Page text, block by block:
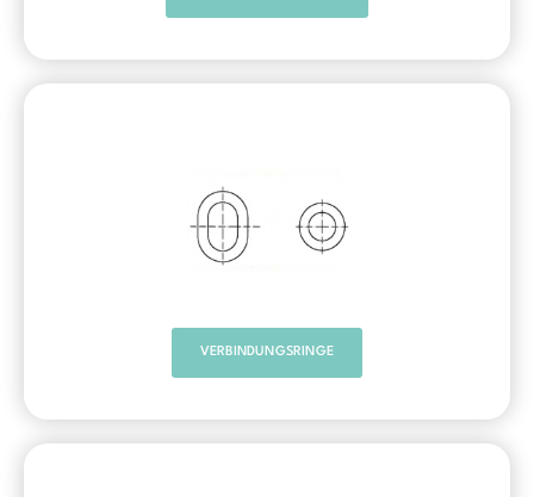
VERBINDUNGSRINGE